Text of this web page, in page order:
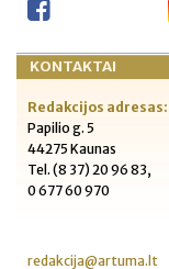
KONTAKTAI
Redakcijos adresas:
Papilio g. 5
44275 Kaunas
Tel. (8 37) 20 96 83,
0 677 60 970
redakcija@artuma.lt